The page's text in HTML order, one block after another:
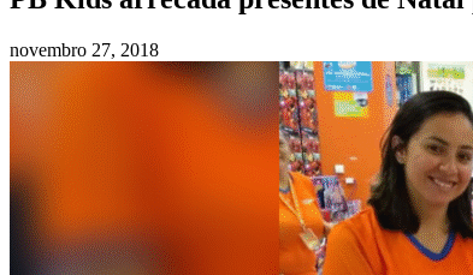
novembro 27, 2018